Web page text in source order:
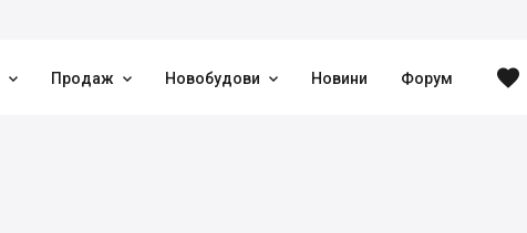
 Продаж  Новобудови  Новини Форум 